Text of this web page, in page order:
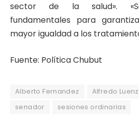
sector de la salud».
fundamentales para
mayor igualdad a los
Fuente: Política Chubut
Alberto Fernandez Alfredo
senador
sesiones ordinarias